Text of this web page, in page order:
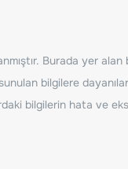
Burada yer
bilgilere
bilgilerin hata ve